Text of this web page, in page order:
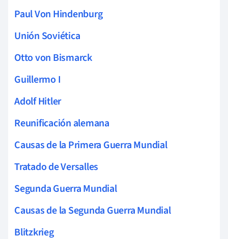
Paul Von Hindenburg
Unión Soviética
Otto von Bismarck
Guillermo I
Adolf Hitler
Reunificación alemana
Causas de la Primera Guerra Mundial
Tratado de Versalles
Segunda Guerra Mundial
Causas de la Segunda Guerra Mundial
Blitzkrieg